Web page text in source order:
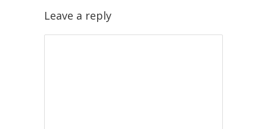
Leave a reply